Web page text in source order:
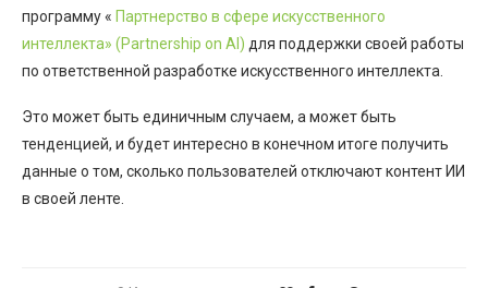
программу « Партнерство в сфере искусственного
интеллекта» (Partnership on AI) для поддержки своей работы
по ответственной разработке искусственного интеллекта.
Это может быть единичным случаем, а может быть
тенденцией, и будет интересно в конечном итоге получить
данные о том, сколько пользователей отключают контент ИИ
в своей ленте.